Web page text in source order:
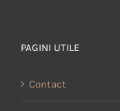
PAGINI UTILE
Contact